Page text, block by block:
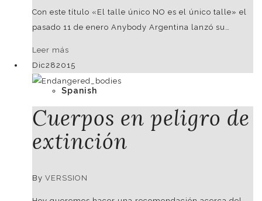
English
Spanish
Con este título «El talle único NO es el único talle» el
pasado 11 de enero Anybody Argentina lanzó su…
Leer más
Dic282015
Cuerpos en peligro de
extinción
By VERSSION